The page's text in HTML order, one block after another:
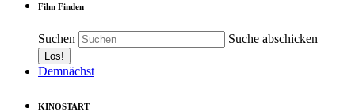
Film Finden
Suchen Suche abschicken
Demnächst
KINOSTART